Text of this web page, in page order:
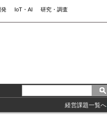
発 IoT・AI
研究・調査
経営課題一覧へ